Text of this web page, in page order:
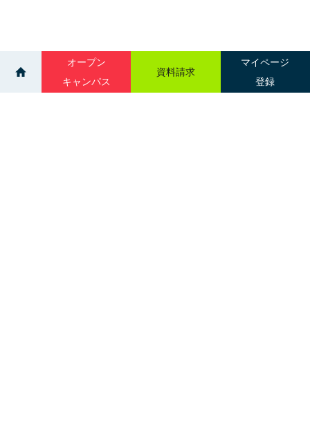
オープン
キャンパス
資料請求
マイページ
登録